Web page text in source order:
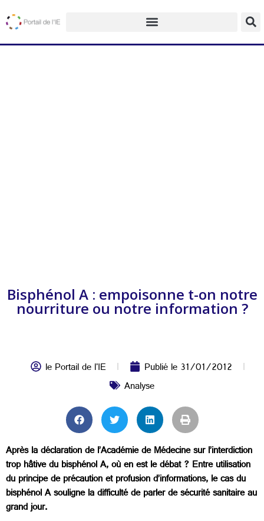
Bisphénol A : empoisonne t-on notre
nourriture ou notre information ?
le Portail de l'IE Publié le31/01/2012
Analyse
Après la déclaration de l’Académie de Médecine sur l’interdiction
trop hâtive du bisphénol A, où en est le débat ? Entre utilisation
du principe de précaution et profusion d’informations, le cas du
bisphénol A souligne la difficulté de parler de sécurité sanitaire au
grand jour.